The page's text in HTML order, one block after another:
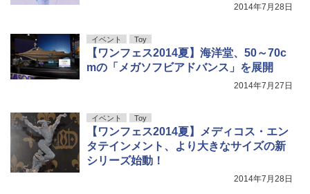
2014年7月28日
イベント Toy
【ワンフェス2014夏】海洋堂、50～70c
mの「メガソフビアドバンス」を展開
2014年7月27日
イベント Toy
【ワンフェス2014夏】メディコス・エン
タテインメント、より大きなサイズの新
シリーズ始動！
2014年7月28日